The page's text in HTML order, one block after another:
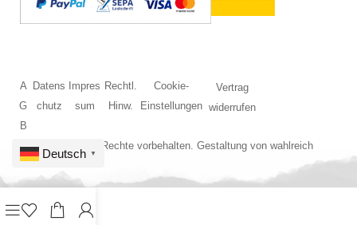
© 2026 Alle Rechte vorbehalten. Gestaltung von wahlreich
A
G
B
Datens
chutz
Impres
sum
Rechtl.
Hinw.
Cookie-
Einstellungen
Vertrag
widerrufen
Deutsch ▼